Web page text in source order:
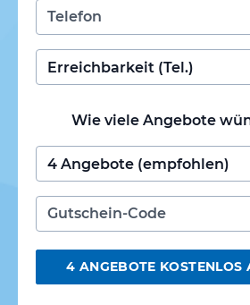
Wie viele Angebote
4 ANGEBOTE KOSTENLOS